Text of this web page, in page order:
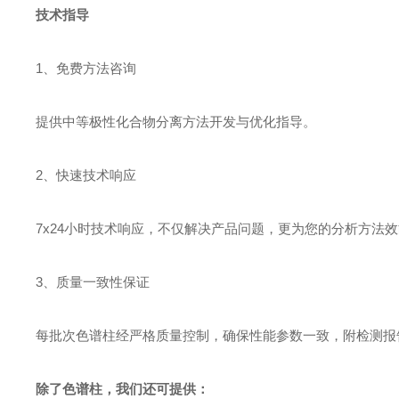
技术指导
1、免费方法咨询
提供中等极性化合物分离方法开发与优化指导。
2、快速技术响应
7x24小时技术响应，不仅解决产品问题，更为您的分析方法效
3、质量一致性保证
每批次色谱柱经严格质量控制，确保性能参数一致，附检测报
除了色谱柱，我们还可提供：